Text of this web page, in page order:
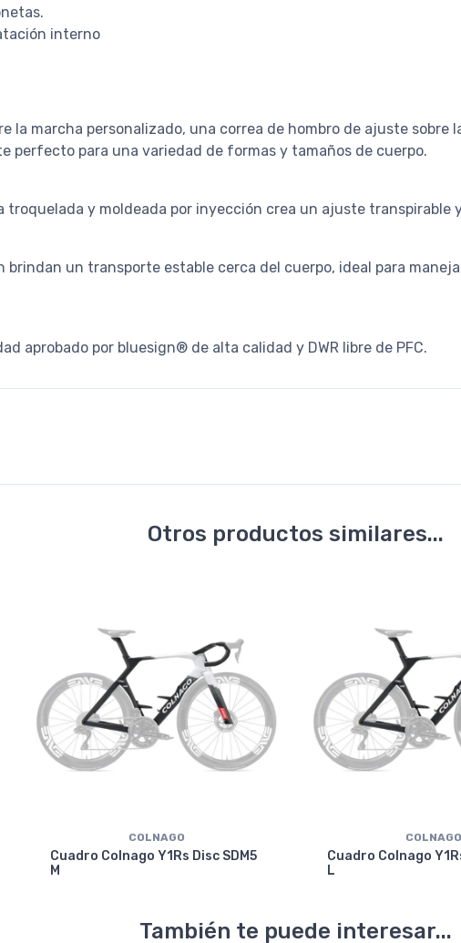
interno
la marcha personalizado, una correa de hombro de ajuste sobre
perfecto para una variedad de formas y tamaños de cuerpo.
troquelada y moldeada por inyección crea un ajuste transpirable
brindan un transporte estable cerca del cuerpo, ideal para
aprobado por bluesign® de alta calidad y DWR libre de PFC.
Otros productos similares...
COLNAGO
Cuadro Colnago Y1Rs Disc SDM5
M
COLNAGO
Cuadro Colnago
L
También te puede interesar...